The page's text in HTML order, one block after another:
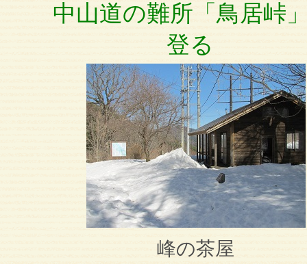
中山道の難所「鳥居峠
登る
峰の茶屋